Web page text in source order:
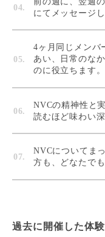
にてメッセージし
4ヶ月同じメンバ
あい、日常のな
のに役立ちます。
NVCの精神性と
読むほど味わい
NVCについてま
方も、どなたで
過去に開催した体